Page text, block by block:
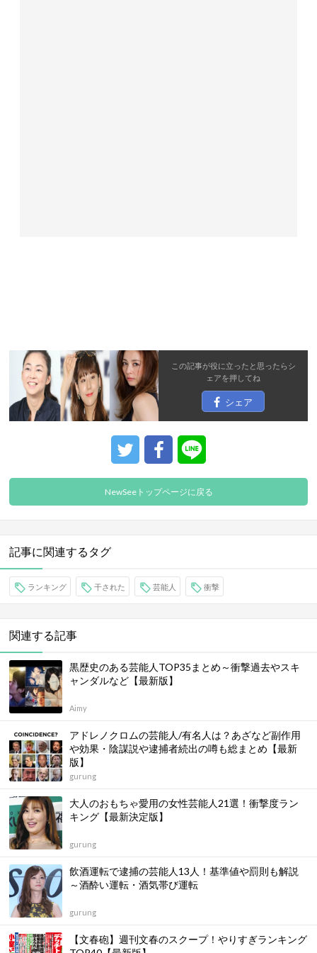
この記事が役に立ったと思ったらシ
ェアを押してね
シェア
NewSeeトップページに戻る
記事に関連するタグ
ランキング 干された 芸能人 衝撃
関連する記事
黒歴史のある芸能人TOP35まとめ～衝撃過去やスキ
ャンダルなど【最新版】
Aimy
アドレノクロムの芸能人/有名人は？あざなど副作用
や効果・陰謀説や逮捕者続出の噂も総まとめ【最新
版】
gurung
大人のおもちゃ愛用の女性芸能人21選！衝撃度ラン
キング【最新決定版】
gurung
飲酒運転で逮捕の芸能人13人！基準値や罰則も解説
～酒酔い運転・酒気帯び運転
gurung
【文春砲】週刊文春のスクープ！やりすぎランキング